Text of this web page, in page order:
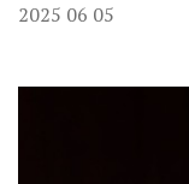
2025 06 05